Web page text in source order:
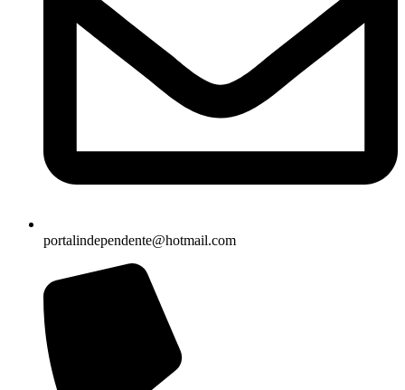
portalindependente@hotmail.com